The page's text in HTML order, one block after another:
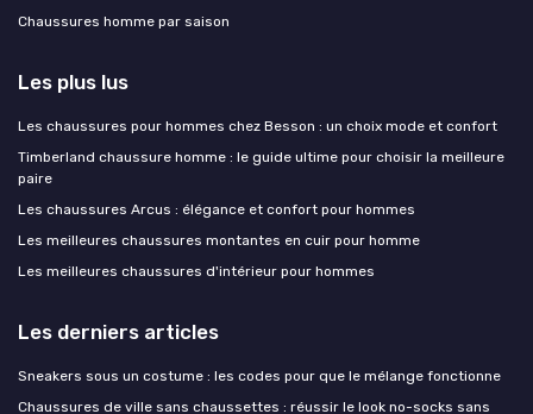
Chaussures homme par saison
Les plus lus
Les chaussures pour hommes chez Besson : un choix mode et confort
Timberland chaussure homme : le guide ultime pour choisir la meilleure
paire
Les chaussures Arcus : élégance et confort pour hommes
Les meilleures chaussures montantes en cuir pour homme
Les meilleures chaussures d'intérieur pour hommes
Les derniers articles
Sneakers sous un costume : les codes pour que le mélange fonctionne
Chaussures de ville sans chaussettes : réussir le look no-socks sans